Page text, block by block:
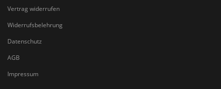
Vertrag widerrufen
Widerrufsbelehrung
Datenschutz
AGB
Impressum